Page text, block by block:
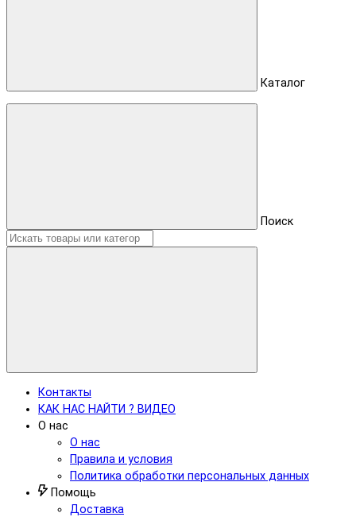
Каталог
Поиск
Контакты
КАК НАС НАЙТИ ? ВИДЕО
О нас
О нас
Правила и условия
Политика обработки персональных данных
Помощь
Доставка